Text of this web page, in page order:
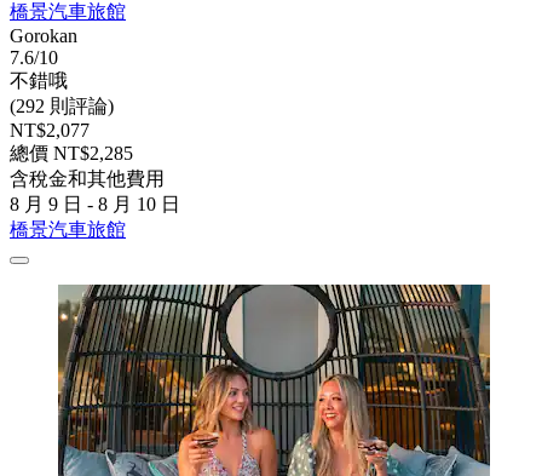
橋景汽車旅館
Gorokan
7.6/10
不錯哦
(292 則評論)
NT$2,077
總價 NT$2,285
含稅金和其他費用
8 月 9 日 - 8 月 10 日
橋景汽車旅館